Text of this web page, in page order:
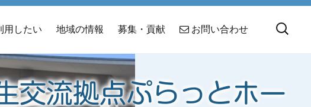
用したい 地域の情報 募集・貢献 お問い合わせ
交流拠点ぷらっとホー